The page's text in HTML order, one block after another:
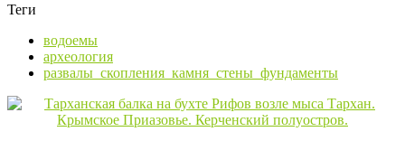
Теги
водоемы
археология
развалы_скопления_камня_стены_фундаменты